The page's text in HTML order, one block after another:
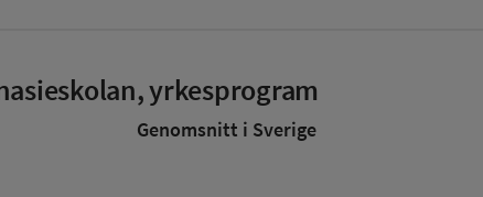
yrkesprogram
Genomsnitt i Sverige